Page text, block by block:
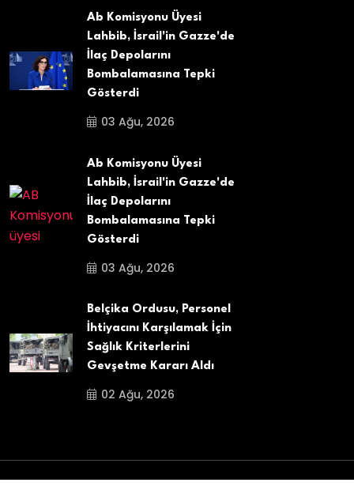
Ab Komisyonu Üyesi
Lahbib, İsrail'in Gazze'de
İlaç Depolarını
Bombalamasına Tepki
Gösterdi
03 Ağu, 2026
Ab Komisyonu Üyesi
Lahbib, İsrail'in Gazze'de
İlaç Depolarını
Bombalamasına Tepki
Gösterdi
03 Ağu, 2026
Belçika Ordusu, Personel
İhtiyacını Karşılamak İçin
Sağlık Kriterlerini
Gevşetme Kararı Aldı
02 Ağu, 2026